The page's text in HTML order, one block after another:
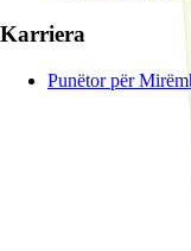
Karriera
Punëtor për